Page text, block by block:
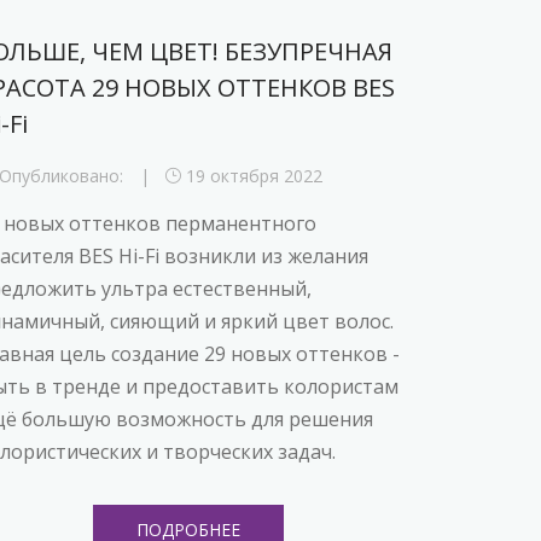
ЧЕМ ЦВЕТ! БЕЗУПРЕЧНАЯ
29 НОВЫХ ОТТЕНКОВ BES
Fi
Опубликовано: 19 октября 2022
новых оттенков перманентного
BES Hi-Fi возникли из желания
ультра естественный,
сияющий и яркий цвет волос.
цель создание 29 новых оттенков -
в тренде и предоставить колористам
большую возможность для решения
и творческих задач.
ПОДРОБНЕЕ